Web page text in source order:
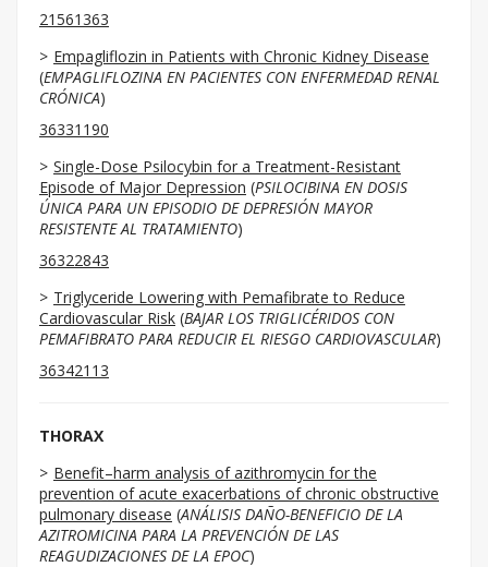
21561363
Empagliflozin in Patients with Chronic Kidney Disease
(EMPAGLIFLOZINA EN PACIENTES CON ENFERMEDAD RENAL
CRÓNICA)
36331190
Single-Dose Psilocybin for a Treatment-Resistant
Episode of Major Depression (PSILOCIBINA EN DOSIS
ÚNICA PARA UN EPISODIO DE DEPRESIÓN MAYOR
RESISTENTE AL TRATAMIENTO)
36322843
Triglyceride Lowering with Pemafibrate to Reduce
Cardiovascular Risk (BAJAR LOS TRIGLICÉRIDOS CON
PEMAFIBRATO PARA REDUCIR EL RIESGO CARDIOVASCULAR)
36342113
THORAX
Benefit–harm analysis of azithromycin for the
prevention of acute exacerbations of chronic obstructive
pulmonary disease (ANÁLISIS DAÑO-BENEFICIO DE LA
AZITROMICINA PARA LA PREVENCIÓN DE LAS
REAGUDIZACIONES DE LA EPOC)